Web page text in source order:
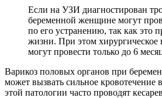
Если на УЗИ диагностирован
беременной женщине могут
по его устранению, так как это
жизни. При этом хирургическое
могут провести только до 6
Варикоз половых органов при
может вызвать сильное кровотечение
этой патологии часто проводят